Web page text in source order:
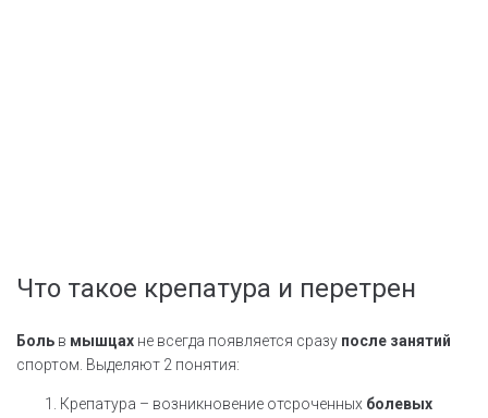
Что такое крепатура и перетрен
Боль в мышцах не всегда появляется сразу после занятий
спортом. Выделяют 2 понятия:
Крепатура – возникновение отсроченных болевых